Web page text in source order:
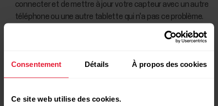
Consentement Détails À propos des cookies
Ce site web utilise des cookies.
connecter et de mettre à jour votre capteur avec un autre
téléphone ou une autre tablette qui n'a pas ce problème.
Par exemple, avec des versions Android antérieures ou un
dispositif iOS. Installez simplement l'application Polar
compte Polar, associez le capteur et installez la mise à
jour du firmware quand cela vous est demandé.
Si ces étapes ne fonctionnent pas, alors vous pouvez